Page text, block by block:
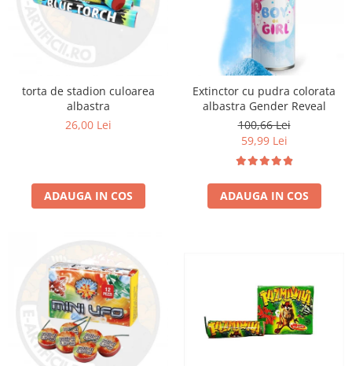
torta de stadion culoarea
albastra
26,00 Lei
ADAUGA IN COS
Extinctor cu pudra colorata
albastra Gender Reveal
100,66 Lei
59,99 Lei
ADAUGA IN COS